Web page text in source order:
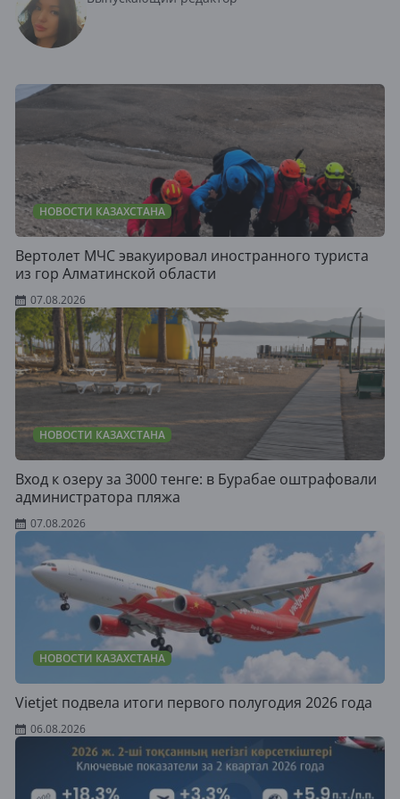
НОВОСТИ КАЗАХСТАНА
Вертолет МЧС эвакуировал иностранного туриста
из гор Алматинской области
07.08.2026
НОВОСТИ КАЗАХСТАНА
Вход к озеру за 3000 тенге: в Бурабае оштрафовали
администратора пляжа
07.08.2026
НОВОСТИ КАЗАХСТАНА
Vietjet подвела итоги первого полугодия 2026 года
06.08.2026